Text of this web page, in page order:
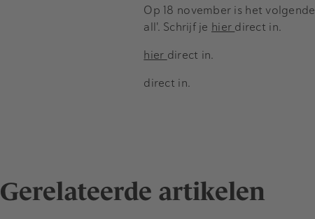
Op 18 november is het
all'. Schrijf je hier direct in.
hier direct in.
direct in.
Gerelateerde artikelen